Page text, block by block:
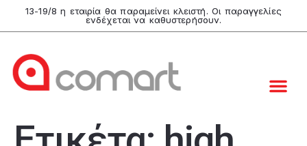
13-19/8 η εταιρία θα παραμείνει κλειστή. Οι παραγγελίες
ενδέχεται να καθυστερήσουν.